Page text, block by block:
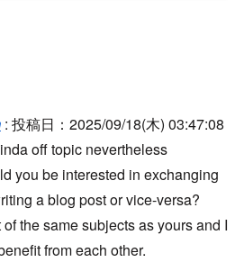
: 投稿日：2025/09/18(木) 03:47:08
off topic nevertheless
you be interested in exchanging
a blog post or vice-versa?
the same subjects as yours and I
from each other.